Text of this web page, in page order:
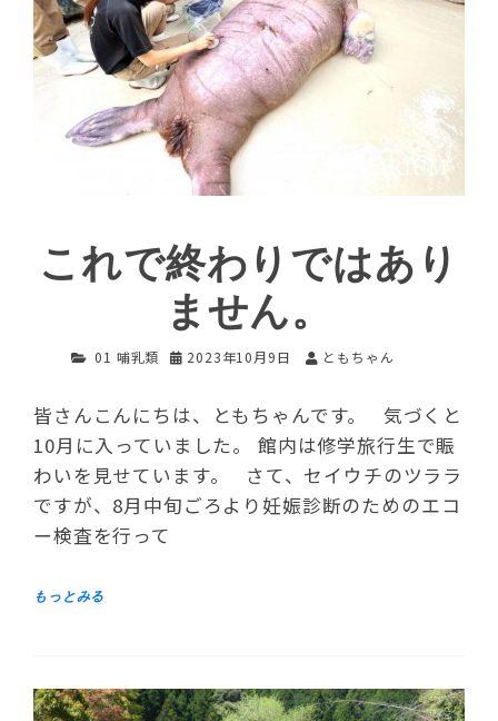
これで終わりではあり
ません。
01 哺乳類 2023年10月9日 ともちゃん
皆さんこんにちは、ともちゃんです。 気づくと
10月に入っていました。 館内は修学旅行生で賑
わいを見せています。 さて、セイウチのツララ
ですが、8月中旬ごろより妊娠診断のためのエコ
ー検査を行って